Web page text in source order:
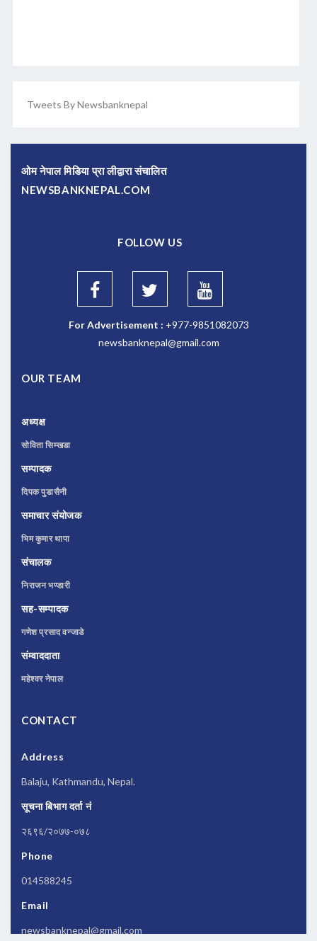
Tweets By Newsbanknepal
ओम नेपाल मिडिया प्रा लीद्वारा संचालित
NEWSBANKNEPAL.COM
FOLLOW US
For Advertisement : +977-9851082073
newsbanknepal@gmail.com
OUR TEAM
अध्यक्ष
सोविता सिम्खडा
सम्पादक
दिपक पुडासैनी
समाचार संयोजक
भिम कुमार थापा
संचालक
निराजन भण्डारी
सह-सम्पादक
गणेश प्रसाद वन्जाडे
संम्वाददाता
महेश्वर नेपाल
CONTACT
Address
Balaju, Kathmandu, Nepal.
सूचना बिभाग दर्ता नं
२६९६/२०७७-०७८
Phone
014588245
Email
newsbanknepal@gmail.com